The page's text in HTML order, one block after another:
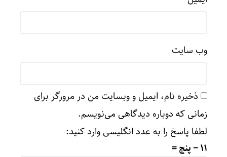
وب‌ سایت
ذخیره نام، ایمیل و وبسایت من در مرورگر برای
زمانی که دوباره دیدگاهی می‌نویسم.
لطفا پاسخ را به عدد انگلیسی وارد کنید:
11 − پنج =